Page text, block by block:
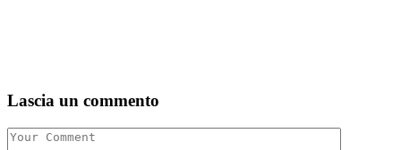
Lascia un commento